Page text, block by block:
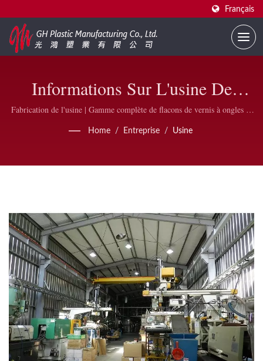
Français
Informations Sur L'usine De
Fabrication GH Plastic |
Fournisseur De Flacons De Vernis
Fabrication de l'usine | Gamme complète de flacons de vernis à ongles et
Home / Entreprise / Usine